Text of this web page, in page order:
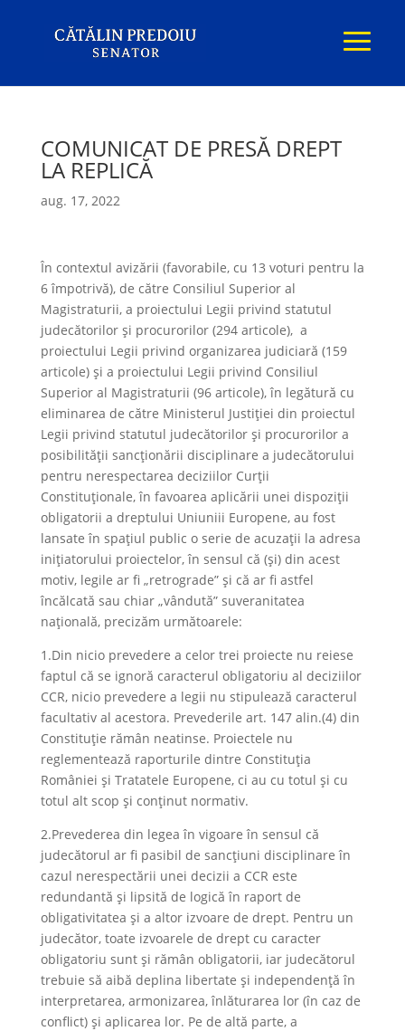
COMUNICAT DE PRESĂ DREPT
LA REPLICĂ
aug. 17, 2022
În contextul avizării (favorabile, cu 13 voturi pentru la
6 împotrivă), de către Consiliul Superior al
Magistraturii, a proiectului Legii privind statutul
judecătorilor și procurorilor (294 articole), a
proiectului Legii privind organizarea judiciară (159
articole) și a proiectului Legii privind Consiliul
Superior al Magistraturii (96 articole), în legătură cu
eliminarea de către Ministerul Justiției din proiectul
Legii privind statutul judecătorilor și procurorilor a
posibilității sancționării disciplinare a judecătorului
pentru nerespectarea deciziilor Curţii
Constituţionale, în favoarea aplicării unei dispoziții
obligatorii a dreptului Uniuniii Europene, au fost
lansate în spațiul public o serie de acuzații la adresa
inițiatorului proiectelor, în sensul că (și) din acest
motiv, legile ar fi „retrograde” și că ar fi astfel
încălcată sau chiar „vândută” suveranitatea
națională, precizăm următoarele:
1.Din nicio prevedere a celor trei proiecte nu reiese
faptul că se ignoră caracterul obligatoriu al deciziilor
CCR, nicio prevedere a legii nu stipulează caracterul
facultativ al acestora. Prevederile art. 147 alin.(4) din
Constituție rămân neatinse. Proiectele nu
reglementează raporturile dintre Constituția
României și Tratatele Europene, ci au cu totul și cu
totul alt scop și conținut normativ.
2.Prevederea din legea în vigoare în sensul că
judecătorul ar fi pasibil de sancțiuni disciplinare în
cazul nerespectării unei decizii a CCR este
redundantă și lipsită de logică în raport de
obligativitatea și a altor izvoare de drept. Pentru un
judecător, toate izvoarele de drept cu caracter
obligatoriu sunt și rămân obligatorii, iar judecătorul
trebuie să aibă deplina libertate și independență în
interpretarea, armonizarea, înlăturarea lor (în caz de
conflict) și aplicarea lor. Pe de altă parte, a